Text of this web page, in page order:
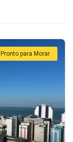
Pronto para Morar